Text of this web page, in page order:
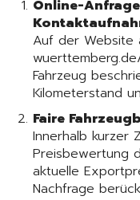
Online-
Auf der
Fahrzeug
Kilometerstand
Faire
Innerhalb kurzer
Preisbewertung
aktuelle
Nachfrage